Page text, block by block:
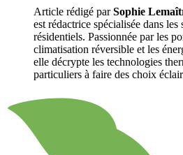
Article rédigé parSophie
est rédactrice spécialisée dans les
résidentiels. Passionnée par les
climatisation réversible et les
elle décrypte les technologies
particuliers à faire des choix